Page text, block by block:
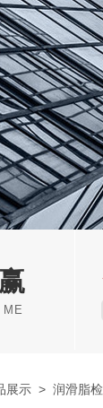
展示 > 润滑脂